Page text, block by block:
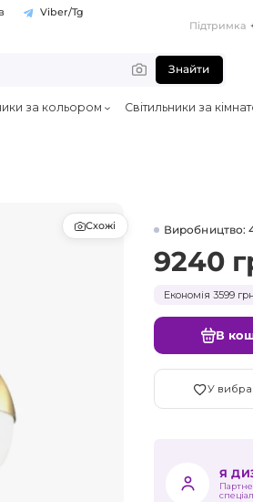
Viber/Tg
Підтримка
Знайти
за кольором Світильники за
Схожі Виробництво:
9240
Економія 3599
В
У
Я